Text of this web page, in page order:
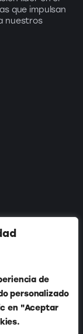
de
personalizado
en "Aceptar
que impulsan
nuestros